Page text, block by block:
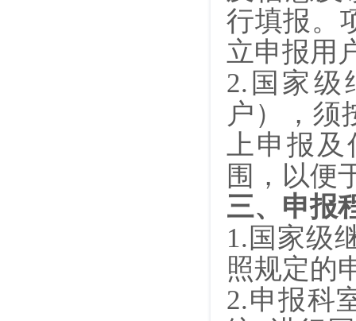
行填报。
立申报用
2. 国家级
户），须
上申报
围，以便
三、申报
1. 国家级
照规定的
2.申报科